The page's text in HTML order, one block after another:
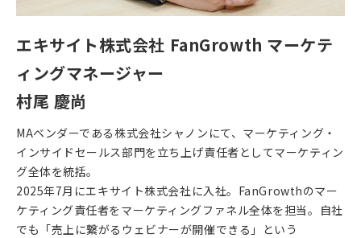
エキサイト株式会社 FanGrowth マーケテ
ィングマネージャー
村尾 慶尚
MAベンダーである株式会社シャノンにて、マーケティング・
インサイドセールス部門を立ち上げ責任者としてマーケティン
グ全体を統括。
2025年7月にエキサイト株式会社に入社。FanGrowthのマー
ケティング責任者をマーケティングファネル全体を担当。自社
でも「売上に繋がるウェビナーが開催できる」という